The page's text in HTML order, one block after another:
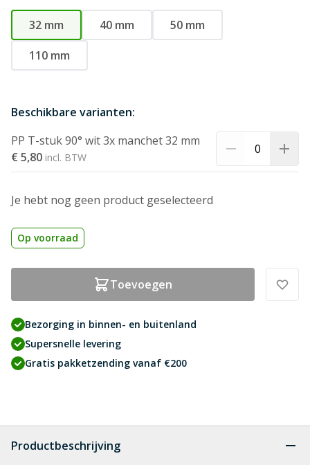
32 mm 40 mm
50 mm
110 mm
Beschikbare varianten:
PP T-stuk 90° wit 3x manchet 32 mm
€ 5,80
Je hebt nog geen product geselecteerd
Op voorraad
Toevoegen
Bezorging in binnen- en buitenland
Supersnelle levering
Gratis pakketzending vanaf €200
Productbeschrijving